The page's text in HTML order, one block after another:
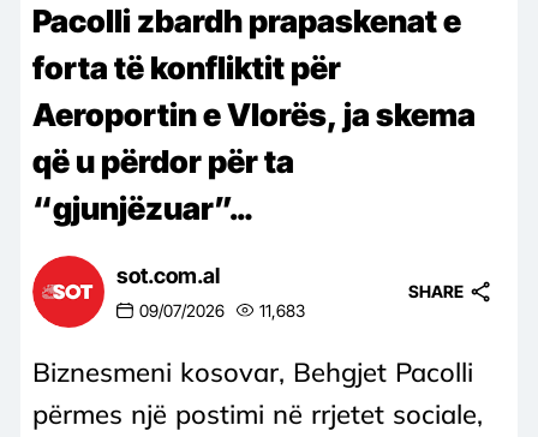
Pacolli zbardh prapaskenat e
forta të konfliktit për
Aeroportin e Vlorës, ja skema
që u përdor për ta
“gjunjëzuar”…
sot.com.al
09/07/2026 11,683
SHARE
Biznesmeni kosovar, Behgjet Pacolli
përmes një postimi në rrjetet sociale,